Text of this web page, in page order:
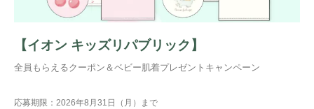
【イオン キッズリパブリック】
全員もらえるクーポン＆ベビー肌着プレゼントキャンペーン
応募期限：2026年8月31日（月）まで